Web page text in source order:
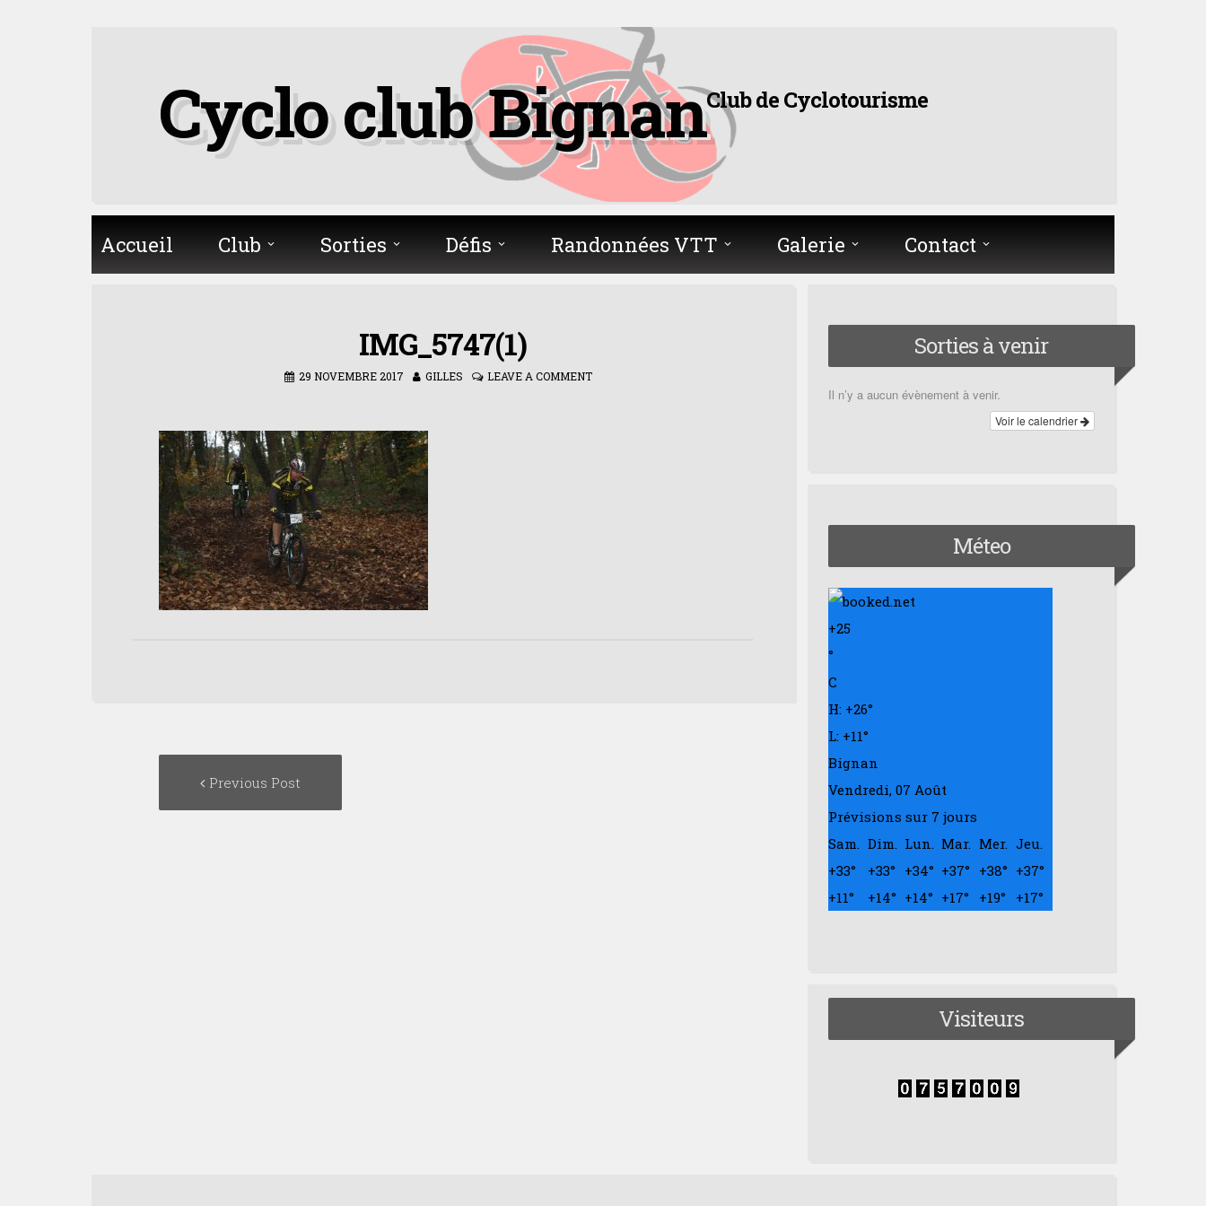
Cyclo club BignanClub de Cyclotourisme
Accueil Club Sorties Défis Randonnées VTT Galerie Contact
IMG_5747(1)
29 NOVEMBRE 2017 GILLES LEAVE A COMMENT
navigation
Previous Post
Sorties à venir
Il n’y a aucun évènement à venir.
Voir le calendrier
Méteo
+25
°
C
H: +26°
L: +11°
Bignan
Vendredi, 07 Août
Prévisions sur 7 jours
Sam. Dim. Lun. Mar. Mer. Jeu.
+33° +33° +34° +37° +38° +37°
+11° +14° +14° +17° +19° +17°
Visiteurs